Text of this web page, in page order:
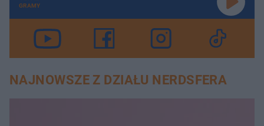
GRAMY
NAJNOWSZE Z DZIAŁU NERDSFERA